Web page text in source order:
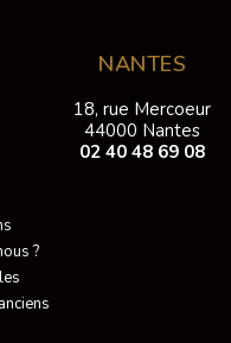
NANTES
18, rue Mercoeur
44000 Nantes
02 40 48 69 08
?